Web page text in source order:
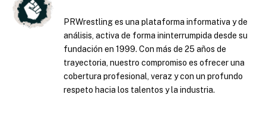
PRWrestling es una plataforma informativa y de
análisis, activa de forma ininterrumpida desde su
fundación en 1999. Con más de 25 años de
trayectoria, nuestro compromiso es ofrecer una
cobertura profesional, veraz y con un profundo
respeto hacia los talentos y la industria.